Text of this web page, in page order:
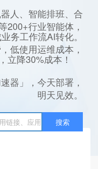
人、智能排班、合
200+行业智能体，
务工作流AI转化。
低使用运维成本，
立降30%成本！
器」，今天部署，
明天见效。
搜索